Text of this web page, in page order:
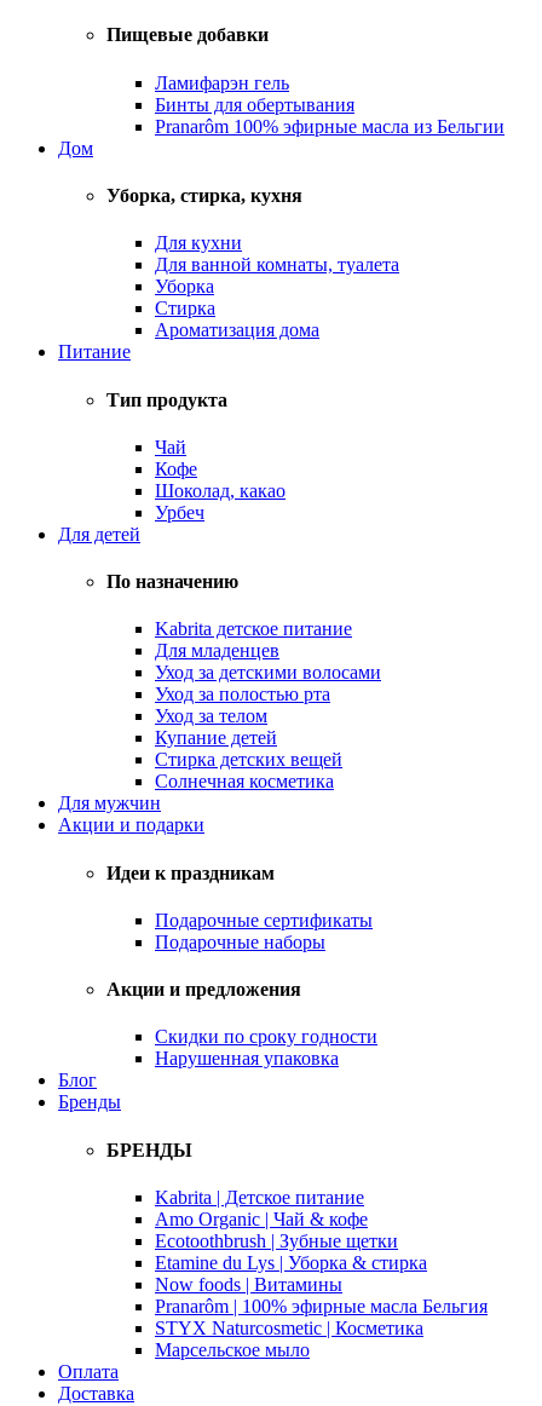
Пищевые добавки
Ламифарэн гель
Бинты для обертывания
Pranarôm 100% эфирные масла из Бельгии
Дом
Уборка, стирка, кухня
Для кухни
Для ванной комнаты, туалета
Уборка
Стирка
Ароматизация дома
Питание
Тип продукта
Чай
Кофе
Шоколад, какао
Урбеч
Для детей
По назначению
Kabrita детское питание
Для младенцев
Уход за детскими волосами
Уход за полостью рта
Уход за телом
Купание детей
Стирка детских вещей
Солнечная косметика
Для мужчин
Акции и подарки
Идеи к праздникам
Подарочные сертификаты
Подарочные наборы
Акции и предложения
Скидки по сроку годности
Нарушенная упаковка
Блог
Бренды
БРЕНДЫ
Kabrita | Детское питание
Amo Organic | Чай & кофе
Ecotoothbrush | Зубные щетки
Etamine du Lys | Уборка & стирка
Now foods | Витамины
Pranarôm | 100% эфирные масла Бельгия
STYX Naturcosmetic | Косметика
Марсельское мыло
Оплата
Доставка